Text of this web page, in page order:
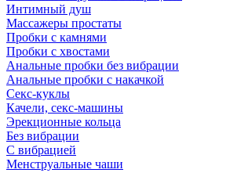
Интимный душ
Массажеры простаты
Пробки с камнями
Пробки с хвостами
Анальные пробки без вибрации
Анальные пробки с накачкой
Секс-куклы
Качели, секс-машины
Эрекционные кольца
Без вибрации
С вибрацией
Менструальные чаши